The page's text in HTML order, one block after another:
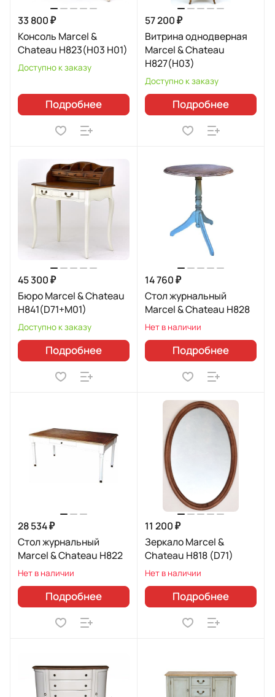
33 800 ₽
Консоль Marcel &
Chateau H823(H03 H01)
Доступно к заказу
Подробнее
57 200 ₽
Витрина однодверная
Marcel & Chateau
H827(H03)
Доступно к заказу
Подробнее
45 300 ₽
Бюро Marcel & Chateau
H841(D71+M01)
Доступно к заказу
Подробнее
14 760 ₽
Стол журнальный
Marcel & Chateau H828
Нет в наличии
Подробнее
28 534 ₽
Стол журнальный
Marcel & Chateau H822
Нет в наличии
Подробнее
11 200 ₽
Зеркало Marcel &
Chateau H818 (D71)
Нет в наличии
Подробнее